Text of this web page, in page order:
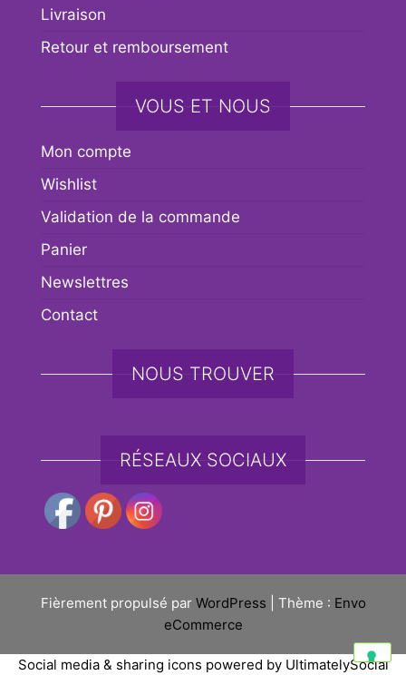
Livraison
Retour et remboursement
VOUS ET NOUS
Mon compte
Wishlist
Validation de la commande
Panier
Newslettres
Contact
NOUS TROUVER
RÉSEAUX SOCIAUX
Fièrement propulsé par WordPress Thème : Envo
eCommerce
Social media & sharing icons powered by UltimatelySocial